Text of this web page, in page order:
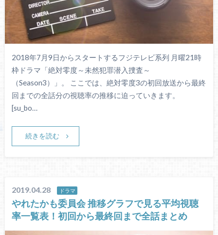
2018年7月9日からスタートするフジテレビ系列 月曜21時
枠ドラマ「絶対零度～未然犯罪潜入捜査～
（Season3）」。 ここでは、絶対零度3の初回放送から最終
回までの全話分の視聴率の推移に迫っていきます。
[su_bo…
続きを読む
2019.04.28 ドラマ
やれたかも委員会 推移グラフで見る平均視聴
率一覧表！初回から最終回まで全話まとめ